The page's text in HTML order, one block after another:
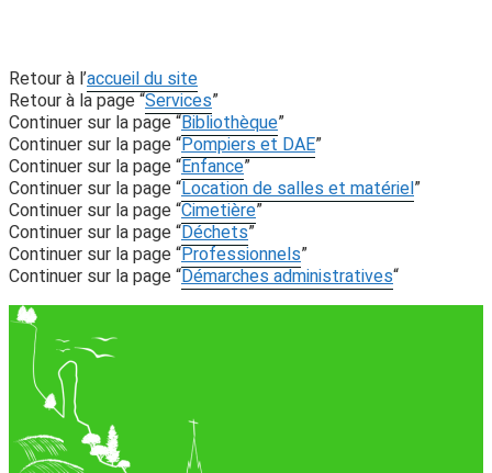
Retour à l’accueil du site
Retour à la page “Services”
Continuer sur la page “Bibliothèque”
Continuer sur la page “Pompiers et DAE”
Continuer sur la page “Enfance”
Continuer sur la page “Location de salles et matériel”
Continuer sur la page “Cimetière”
Continuer sur la page “Déchets”
Continuer sur la page “Professionnels”
Continuer sur la page “Démarches administratives“